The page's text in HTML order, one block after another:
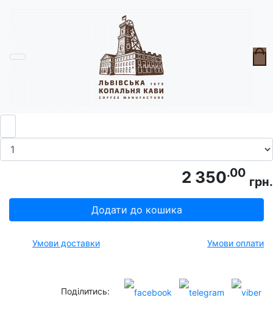
Млинок металевий циліндричний
2 350.00
грн.
Додати до кошика
Умови доставки Умови оплати
Поділитись: